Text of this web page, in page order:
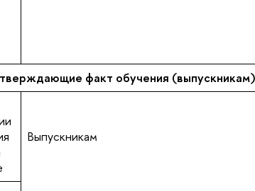
факт обучения (выпускникам)
Выпускникам